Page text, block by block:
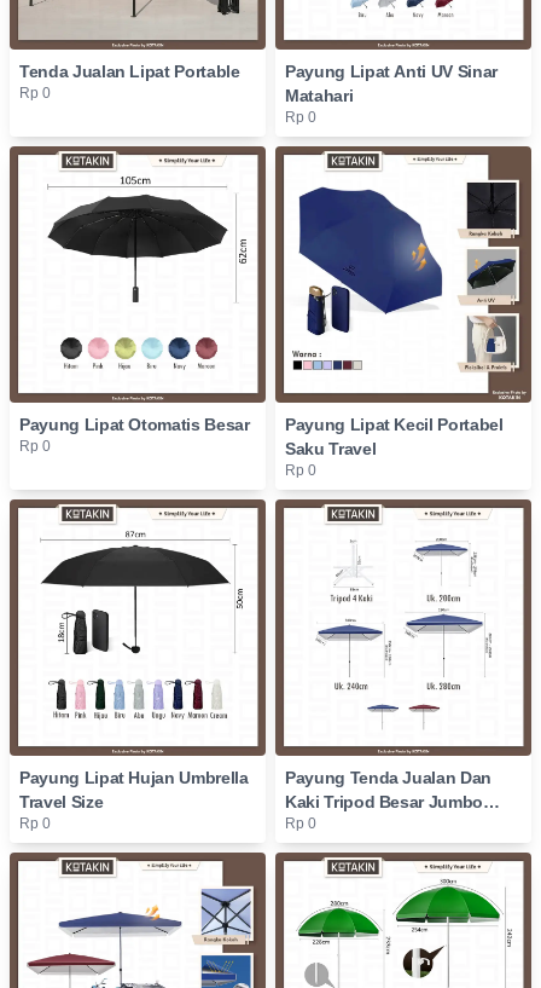
Tenda Jualan Lipat Portable
Rp 0
Payung Lipat Anti UV Sinar
Matahari
Rp 0
Payung Lipat Otomatis Besar
Rp 0
Payung Lipat Kecil Portabel
Saku Travel
Rp 0
Payung Lipat Hujan Umbrella
Travel Size
Rp 0
Payung Tenda Jualan Dan
Kaki Tripod Besar Jumbo
Outdoor Anti UV
Rp 0